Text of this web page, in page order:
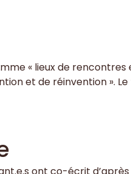
« lieux de
et de réinvention ».
ont co-écrit